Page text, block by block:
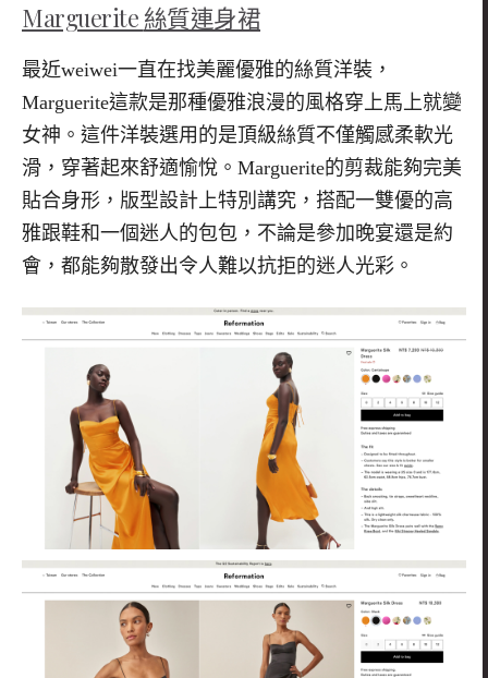
Marguerite 絲質連身裙
最近weiwei一直在找美麗優雅的絲質洋裝，
Marguerite這款是那種優雅浪漫的風格穿上馬上就變
女神。這件洋裝選用的是頂級絲質不僅觸感柔軟光
滑，穿著起來舒適愉悅。 Marguerite的剪裁能夠完美
貼合身形，版型設計上特別講究，搭配一雙優的高
雅跟鞋和一個迷人的包包，不論是參加晚宴還是約
會，都能夠散發出令人難以抗拒的迷人光彩。